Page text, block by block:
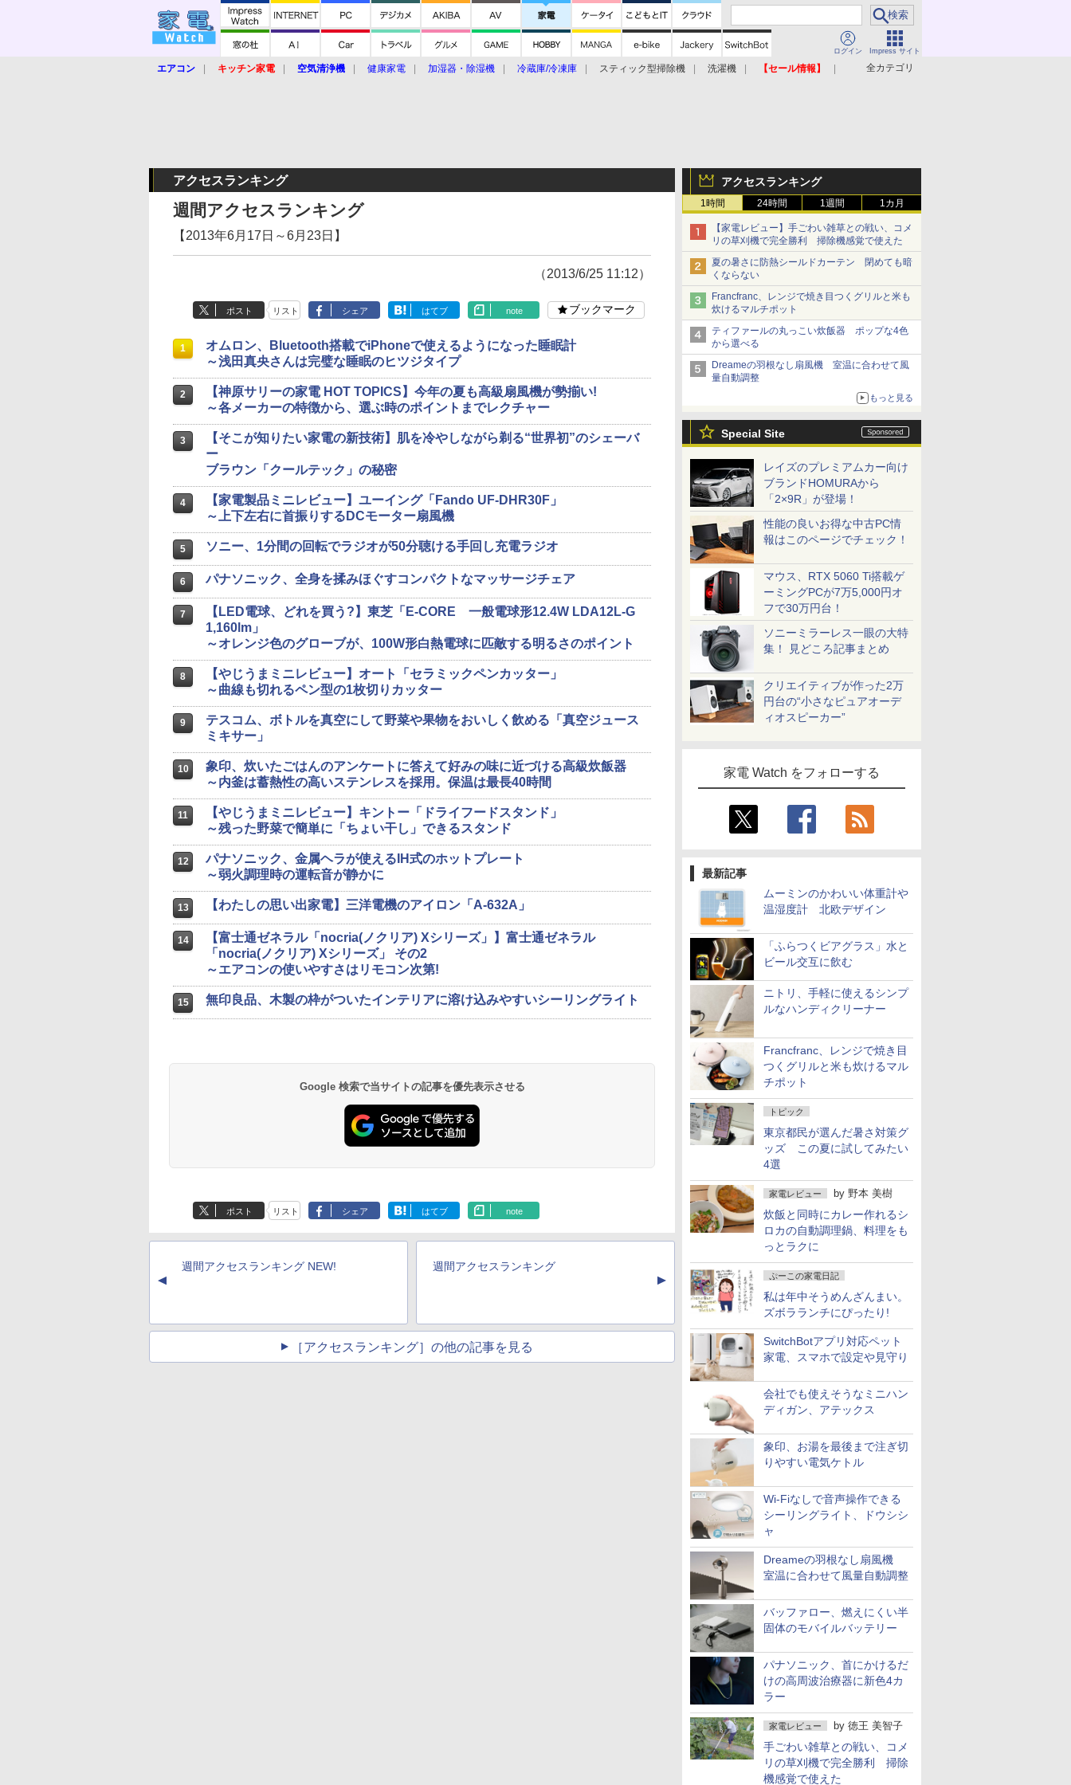
ログイン Impress サイト
全カテゴリ
エアコン キッチン家電 空気清浄機 健康家電 加湿器・除湿機 冷蔵庫/冷凍庫 スティック型掃除機 洗濯機
【セール情報】
アクセスランキング
1時間 24時間 1週間 1カ月
【家電レビュー】手ごわい雑草との戦い、コメ
リの草刈機で完全勝利 掃除機感覚で使えた
夏の暑さに防熱シールドカーテン 閉めても暗
くならない
Francfranc、レンジで焼き目つくグリルと米も
炊けるマルチポット
ティファールの丸っこい炊飯器 ポップな4色
から選べる
Dreameの羽根なし扇風機 室温に合わせて風
量自動調整
もっと見る
Special Site
レイズのプレミアムカー向け
ブランドHOMURAから
「2×9R」が登場！
性能の良いお得な中古PC情
報はこのページでチェック！
マウス、RTX 5060 Ti搭載ゲ
ーミングPCが7万5,000円オ
フで30万円台！
ソニーミラーレス一眼の大特
集！ 見どころ記事まとめ
クリエイティブが作った2万
円台の“小さなピュアオーデ
ィオスピーカー”
家電 Watch をフォローする
最新記事
ムーミンのかわいい体重計や
温湿度計 北欧デザイン
「ふらつくビアグラス」水と
ビール交互に飲む
ニトリ、手軽に使えるシンプ
ルなハンディクリーナー
Francfranc、レンジで焼き目
つくグリルと米も炊けるマル
チポット
トピック
東京都民が選んだ暑さ対策グ
ッズ この夏に試してみたい
4選
家電レビュー by 野本 美樹
炊飯と同時にカレー作れるシ
ロカの自動調理鍋、料理をも
っとラクに
ぷーこの家電日記
私は年中そうめんざんまい。
ズボラランチにぴったり!
SwitchBotアプリ対応ペット
家電、スマホで設定や見守り
会社でも使えそうなミニハン
ディガン、アテックス
象印、お湯を最後まで注ぎ切
りやすい電気ケトル
Wi-Fiなしで音声操作できる
シーリングライト、ドウシシ
ャ
Dreameの羽根なし扇風機
室温に合わせて風量自動調整
バッファロー、燃えにくい半
固体のモバイルバッテリー
パナソニック、首にかけるだ
けの高周波治療器に新色4カ
ラー
家電レビュー by 徳王 美智子
手ごわい雑草との戦い、コメ
リの草刈機で完全勝利 掃除
機感覚で使えた
アクセスランキング
週間アクセスランキング
【2013年6月17日～6月23日】
（2013/6/25 11:12）
ポスト リスト シェア はてブ note ブックマーク
1
オムロン、Bluetooth搭載でiPhoneで使えるようになった睡眠計
～浅田真央さんは完璧な睡眠のヒツジタイプ
2
【神原サリーの家電 HOT TOPICS】今年の夏も高級扇風機が勢揃い!
～各メーカーの特徴から、選ぶ時のポイントまでレクチャー
3
【そこが知りたい家電の新技術】肌を冷やしながら剃る“世界初”のシェーバ
ー
ブラウン「クールテック」の秘密
4
【家電製品ミニレビュー】ユーイング「Fando UF-DHR30F」
～上下左右に首振りするDCモーター扇風機
5 ソニー、1分間の回転でラジオが50分聴ける手回し充電ラジオ
6 パナソニック、全身を揉みほぐすコンパクトなマッサージチェア
7
【LED電球、どれを買う?】東芝「E-CORE 一般電球形12.4W LDA12L-G
1,160lm」
～オレンジ色のグローブが、100W形白熱電球に匹敵する明るさのポイント
8
【やじうまミニレビュー】オート「セラミックペンカッター」
～曲線も切れるペン型の1枚切りカッター
9
テスコム、ボトルを真空にして野菜や果物をおいしく飲める「真空ジュース
ミキサー」
10
象印、炊いたごはんのアンケートに答えて好みの味に近づける高級炊飯器
～内釜は蓄熱性の高いステンレスを採用。保温は最長40時間
11
【やじうまミニレビュー】キントー「ドライフードスタンド」
～残った野菜で簡単に「ちょい干し」できるスタンド
12
パナソニック、金属ヘラが使えるIH式のホットプレート
～弱火調理時の運転音が静かに
13 【わたしの思い出家電】三洋電機のアイロン「A-632A」
14
【富士通ゼネラル「nocria(ノクリア) Xシリーズ」】富士通ゼネラル
「nocria(ノクリア) Xシリーズ」 その2
～エアコンの使いやすさはリモコン次第!
15 無印良品、木製の枠がついたインテリアに溶け込みやすいシーリングライト
Google 検索で当サイトの記事を優先表示させる
ポスト リスト シェア はてブ note
▲
週間アクセスランキング NEW! 週間アクセスランキング
▲
［アクセスランキング］の他の記事を見る